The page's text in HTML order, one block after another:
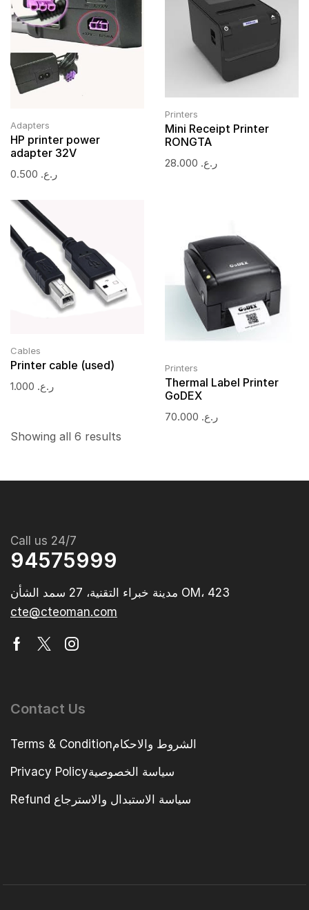
Adapters
HP printer power
adapter 32V
ر.ع.
Printers
Mini Receipt Printer
RONGTA
ر.ع.
Cables
Printer cable (used)
ر.ع.
Printers
Thermal Label Printer
GoDEX
ر.ع.
Showing all 6 results
Call us 24/7
94575999
مدينة خبراء التقنية، 27 سمد الشأن OM، 423‭
cte@cteoman.com
Contact Us
Terms & Conditionالشروط والاحكام
Privacy Policyسياسة الخصوصية
Refund سياسة الاستبدال والاسترجاع